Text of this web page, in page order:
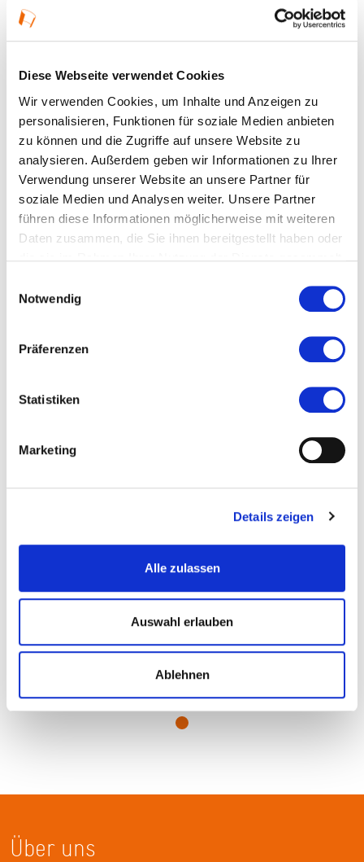
Diese Webseite verwendet Cookies
Wir verwenden Cookies, um Inhalte und Anzeigen zu
personalisieren, Funktionen für soziale Medien anbieten
zu können und die Zugriffe auf unsere Website zu
analysieren. Außerdem geben wir Informationen zu Ihrer
Verwendung unserer Website an unsere Partner für
soziale Medien und Analysen weiter. Unsere Partner
führen diese Informationen möglicherweise mit weiteren
Daten zusammen, die Sie ihnen bereitgestellt haben oder
Notwendig
Präferenzen
Statistiken
Marketing
Details zeigen
Alle zulassen
Auswahl erlauben
Ablehnen
09.09.2026, 17:30 Uhr — 19:00 Uhr in Offenbach
am Main
Veranstaltungstyp:Führung
Kosten und Anmeldung
Ort und Anfahrt
Veranstaltet von
KulturRegion FrankfurtRheinMain, Foto: DAW, Sabine Arndt
Über uns